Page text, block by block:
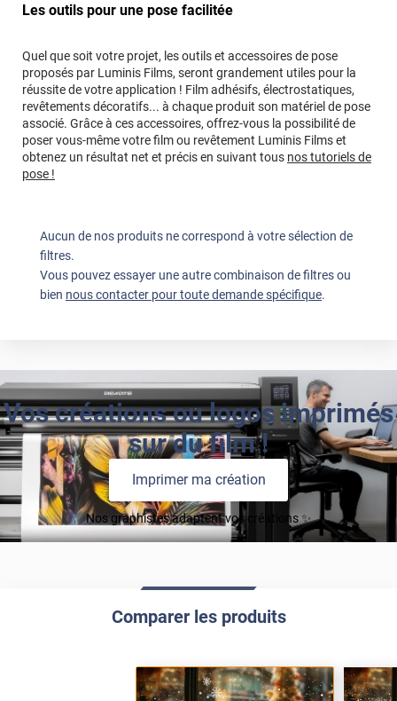
Les outils pour une pose facilitée
Quel que soit votre projet, les outils et accessoires de pose
proposés par Luminis Films, seront grandement utiles pour la
réussite de votre application ! Film adhésifs, électrostatiques,
revêtements décoratifs... à chaque produit son matériel de pose
associé. Grâce à ces accessoires, offrez-vous la possibilité de
poser vous-même votre film ou revêtement Luminis Films et
obtenez un résultat net et précis en suivant tous nos tutoriels de
pose !
Aucun de nos produits ne correspond à votre sélection de
filtres.
Vous pouvez essayer une autre combinaison de filtres ou
bien nous contacter pour toute demande spécifique.
Vos créations ou logos imprimés
sur du film !
Imprimer ma création
Nos graphistes adaptent vos créations ✨
Comparer les produits